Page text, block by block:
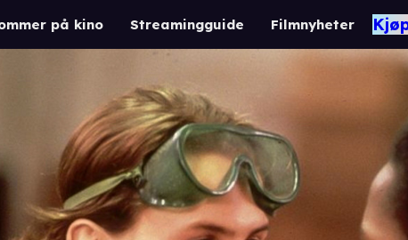
på kino Streamingguide Filmnyheter